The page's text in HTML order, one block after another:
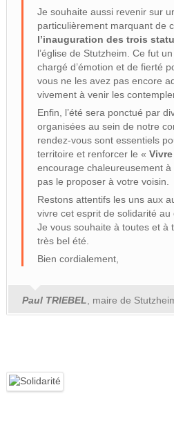
Je souhaite aussi revenir sur
particulièrement marquant de
l’inauguration des trois
l’église de Stutzheim. Ce fut
chargé d’émotion et de fierté
vous ne les avez pas encore
vivement à venir les
Enfin, l’été sera ponctué par
organisées au sein de notre
rendez-vous sont essentiels
territoire et renforcer le «
encourage chaleureusement
pas le proposer à votre voisin.
Restons attentifs les uns aux
vivre cet esprit de solidarité au
Je vous souhaite à toutes et à
très bel été.
Bien cordialement,
Paul TRIEBEL , maire de